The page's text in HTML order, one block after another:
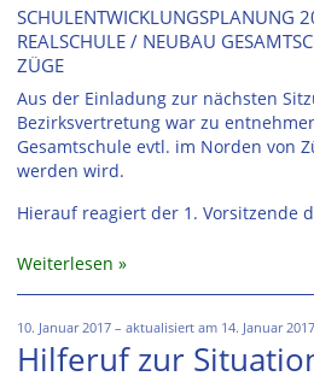
SCHULENTWICKLUNGSPLANUNG
REALSCHULE / NEUBAU
ZÜGE
Aus der Einladung zur nächsten
Bezirksvertretung war zu
Gesamtschule evtl. im Norden von
werden wird.
Hierauf reagiert der 1. Vorsitzende
Weiterlesen
10. Januar 2017 – aktualisiert am 14. Januar 2017
Hilferuf zur